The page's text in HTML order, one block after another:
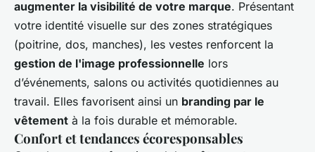
augmenter la visibilité de votre marque. Présentant
votre identité visuelle sur des zones stratégiques
(poitrine, dos, manches), les vestes renforcent la
gestion de l'image professionnelle lors
d’événements, salons ou activités quotidiennes au
travail. Elles favorisent ainsi un branding par le
vêtement à la fois durable et mémorable.
Confort et tendances écoresponsables